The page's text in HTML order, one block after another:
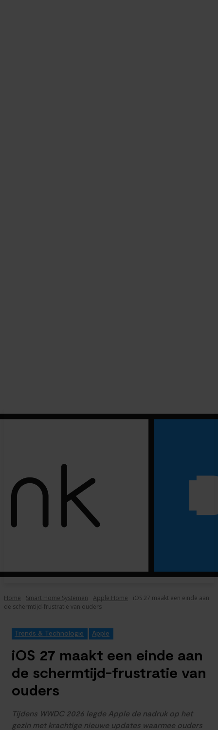
Home Smart Home Systemen Apple Home
iOS 27 maakt een einde aan
de schermtijd-frustratie van ouders
Trends & Technologie Apple
iOS 27 maakt een einde aan
de schermtijd-frustratie van
ouders
Tijdens WWDC 2026 legde Apple de nadruk op het
gezin met krachtige nieuwe updates waarmee ouders